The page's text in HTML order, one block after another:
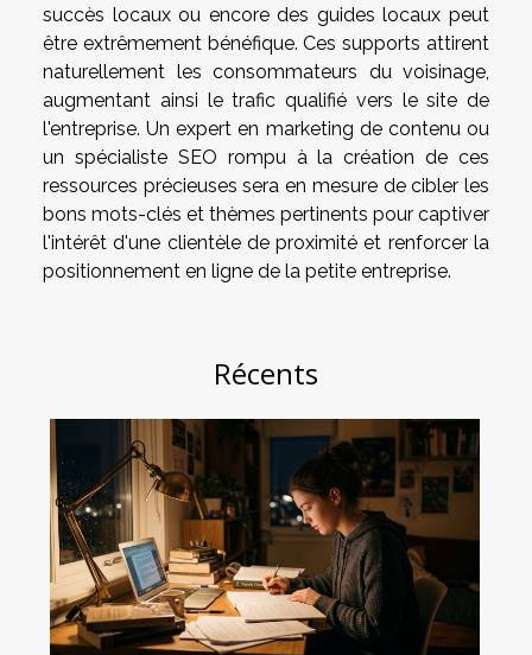
succès locaux ou encore des guides locaux peut
être extrêmement bénéfique. Ces supports attirent
naturellement les consommateurs du voisinage,
augmentant ainsi le trafic qualifié vers le site de
l'entreprise. Un expert en marketing de contenu ou
un spécialiste SEO rompu à la création de ces
ressources précieuses sera en mesure de cibler les
bons mots-clés et thèmes pertinents pour captiver
l'intérêt d'une clientèle de proximité et renforcer la
positionnement en ligne de la petite entreprise.
Récents